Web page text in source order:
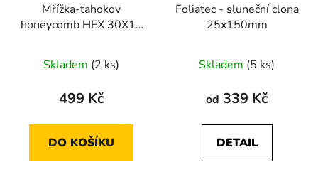
Mřížka-tahokov
honeycomb HEX 30X12
Skladem (2 ks)
499 Kč
DO KOŠÍKU
Foliatec - sluneční clona
25x150mm
Skladem (5 ks)
od 339 Kč
DETAIL